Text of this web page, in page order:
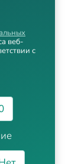
веб-
с